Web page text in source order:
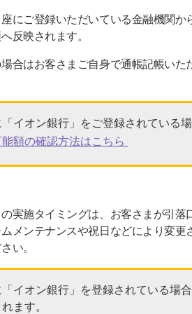
にご登録いただいている金融機関
反映されます。
合はお客さまご自身で通帳記帳い
イオン銀行」をご登録されている
額の確認方法はこちら
実施タイミングは、お客さまが引
メンテナンスや祝日などにより変
い。
イオン銀行」を登録されている場
ます。